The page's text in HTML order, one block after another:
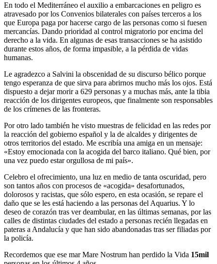
En todo el Mediterráneo el auxilio a embarcaciones en peligro es
atravesado por los Convenios bilaterales con países terceros a los
que Europa paga por hacerse cargo de las personas como si fuesen
mercancías. Dando prioridad al control migratorio por encima del
derecho a la vida. En algunas de esas transacciones se ha asistido
durante estos años, de forma impasible, a la pérdida de vidas
humanas.
Le agradezco a Salvini la obscenidad de su discurso bélico porque
tengo esperanza de que sirva para abrirnos mucho más los ojos. Está
dispuesto a dejar morir a 629 personas y a muchas más, ante la tibia
reacción de los dirigentes europeos, que finalmente son responsables
de los crímenes de las fronteras.
Por otro lado también he visto muestras de felicidad en las redes por
la reacción del gobierno español y la de alcaldes y dirigentes de
otros territorios del estado. Me escribía una amiga en un mensaje:
«Estoy emocionada con la acogida del barco italiano. Qué bien, por
una vez puedo estar orgullosa de mi país».
Celebro el ofrecimiento, una luz en medio de tanta oscuridad, pero
son tantos años con procesos de «acogida» desafortunados,
dolorosos y racistas, que sólo espero, en esta ocasión, se repare el
daño que se les está haciendo a las personas del Aquarius. Y lo
deseo de corazón tras ver deambular, en las últimas semanas, por las
calles de distintas ciudades del estado a personas recién llegadas en
pateras a Andalucía y que han sido abandonadas tras ser filiadas por
la policía.
Recordemos que ese mar Mare Nostrum han perdido la Vida 15mil